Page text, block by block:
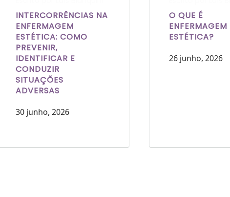
INTERCORRÊNCIAS NA
ENFERMAGEM
ESTÉTICA: COMO
PREVENIR,
IDENTIFICAR E
CONDUZIR
SITUAÇÕES
ADVERSAS
30 junho, 2026
O QUE É
ENFERMAGEM
ESTÉTICA?
26 junho, 2026